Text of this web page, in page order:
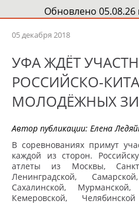
Обновлено 05.08.26
05 декабря 2018
УФА ЖДЁТ
РОССИЙСКО-
МОЛОДЁЖНЫХ
Автор публикации: Елена
В соревнованиях примут
каждой из сторон.
атлеты из Москвы, Санкт-
Ленинградской,
Сахалинской, Мурманской,
Кемеровской,